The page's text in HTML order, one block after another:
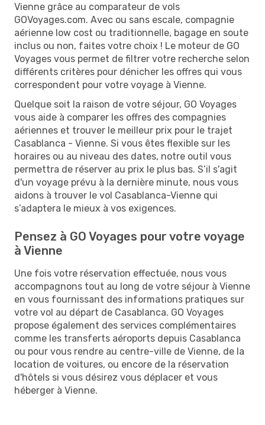
Vienne grâce au comparateur de vols
GOVoyages.com. Avec ou sans escale, compagnie
aérienne low cost ou traditionnelle, bagage en soute
inclus ou non, faites votre choix ! Le moteur de GO
Voyages vous permet de filtrer votre recherche selon
différents critères pour dénicher les offres qui vous
correspondent pour votre voyage à Vienne.
Quelque soit la raison de votre séjour, GO Voyages
vous aide à comparer les offres des compagnies
aériennes et trouver le meilleur prix pour le trajet
Casablanca - Vienne. Si vous êtes flexible sur les
horaires ou au niveau des dates, notre outil vous
permettra de réserver au prix le plus bas. S’il s'agit
d'un voyage prévu à la dernière minute, nous vous
aidons à trouver le vol Casablanca-Vienne qui
s’adaptera le mieux à vos exigences.
Pensez à GO Voyages pour votre voyage
à Vienne
Une fois votre réservation effectuée, nous vous
accompagnons tout au long de votre séjour à Vienne
en vous fournissant des informations pratiques sur
votre vol au départ de Casablanca. GO Voyages
propose également des services complémentaires
comme les transferts aéroports depuis Casablanca
ou pour vous rendre au centre-ville de Vienne, de la
location de voitures, ou encore de la réservation
d'hôtels si vous désirez vous déplacer et vous
héberger à Vienne.